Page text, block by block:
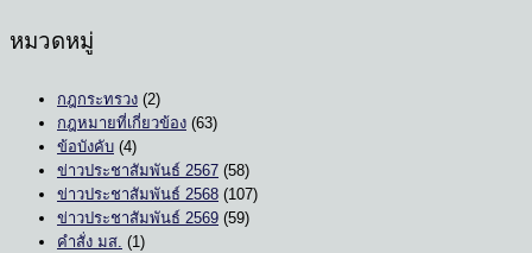
หมวดหมู่
กฎกระทรวง (2)
กฎหมายที่เกี่ยวข้อง (63)
ข้อบังคับ (4)
ข่าวประชาสัมพันธ์ 2567 (58)
ข่าวประชาสัมพันธ์ 2568 (107)
ข่าวประชาสัมพันธ์ 2569 (59)
คำสั่ง มส. (1)